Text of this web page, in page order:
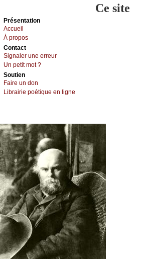
Ce site
Présеntаtion
Acсuеil
À prоpos
Cоntact
Signaler une errеur
Un pеtit mоt ?
Sоutien
Fаirе un dоn
Librairiе pоétique en lignе